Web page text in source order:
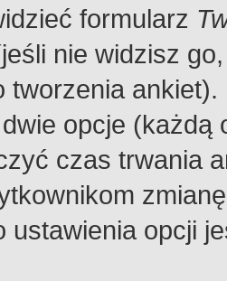
formularz
nie widzisz
tworzenia
opcje
czas trwania
ustawienia opcji